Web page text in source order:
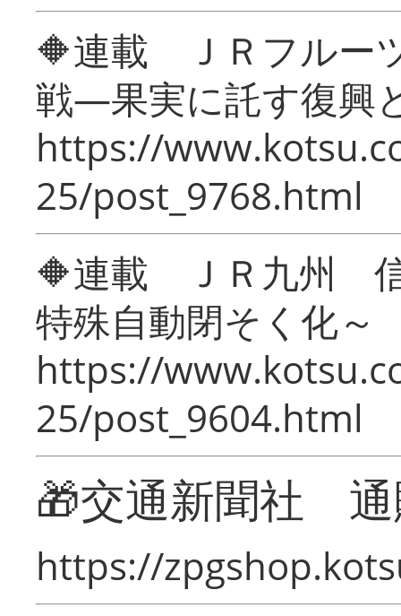
🔶連載 ＪＲフルー
戦―果実に託す復興
https://
25/post_9768.html
🔶連載 ＪＲ九州 信
特殊自動閉そく化～
https://
25/post_9604.html
🎁交通新聞社
https://